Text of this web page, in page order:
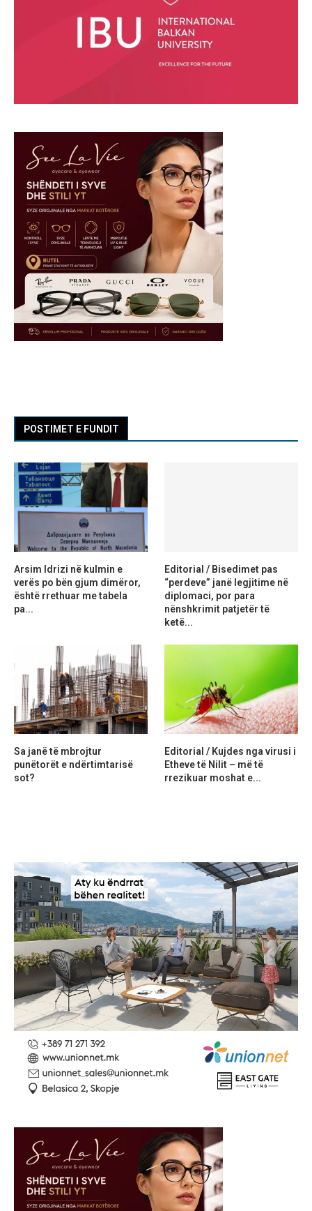
POSTIMET E FUNDIT
Arsim Idrizi në kulmin e
verës po bën gjum dimëror,
është rrethuar me tabela
pa...
Editorial / Bisedimet pas
“perdeve” janë legjitime në
diplomaci, por para
nënshkrimit patjetër të
ketë...
Sa janë të mbrojtur
punëtorët e ndërtimtarisë
sot?
Editorial / Kujdes nga virusi i
Etheve të Nilit – më të
rrezikuar moshat e...